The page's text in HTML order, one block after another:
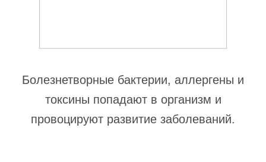
Болезнетворные бактерии, аллергены и
токсины попадают в организм и
провоцируют развитие заболеваний.